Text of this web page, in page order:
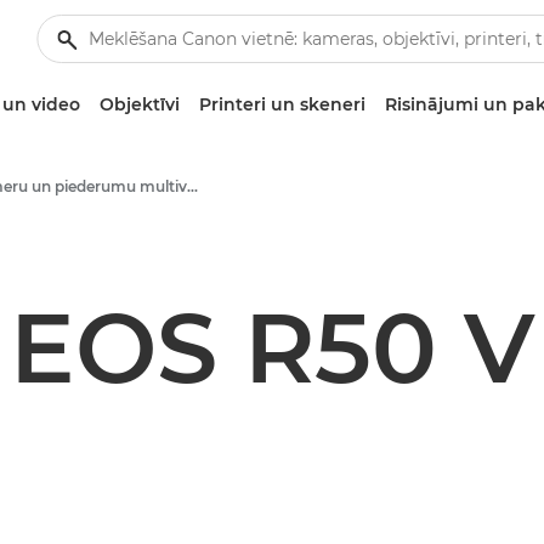
video Objektīvi Printeri un skeneri Risinājumi un
Kameru un piederumu multivides materiāli — Canon preses centrs
EOS R50 V